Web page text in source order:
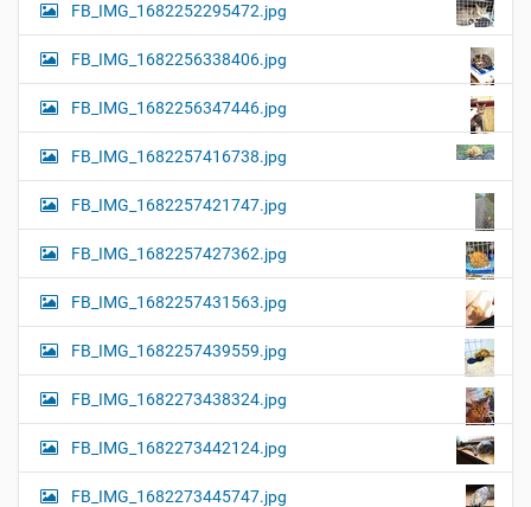
FB_IMG_1682252295472.jpg
FB_IMG_1682256338406.jpg
FB_IMG_1682256347446.jpg
FB_IMG_1682257416738.jpg
FB_IMG_1682257421747.jpg
FB_IMG_1682257427362.jpg
FB_IMG_1682257431563.jpg
FB_IMG_1682257439559.jpg
FB_IMG_1682273438324.jpg
FB_IMG_1682273442124.jpg
FB_IMG_1682273445747.jpg